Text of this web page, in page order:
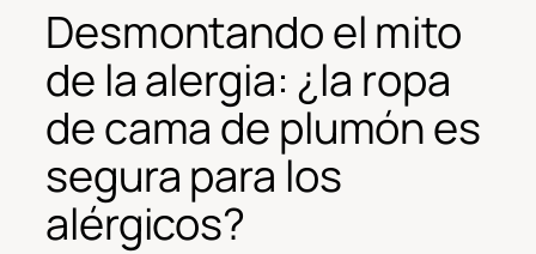
Desmontando el mito
de la alergia: ¿la ropa
de cama de plumón es
segura para los
alérgicos?